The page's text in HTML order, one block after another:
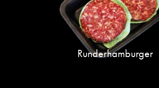
Runderhamburger